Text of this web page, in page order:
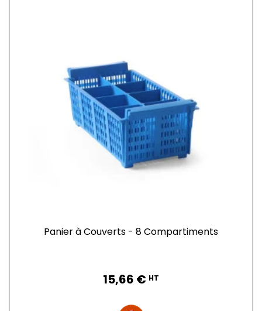
Panier à Couverts - 8 Compartiments
15,66 € HT